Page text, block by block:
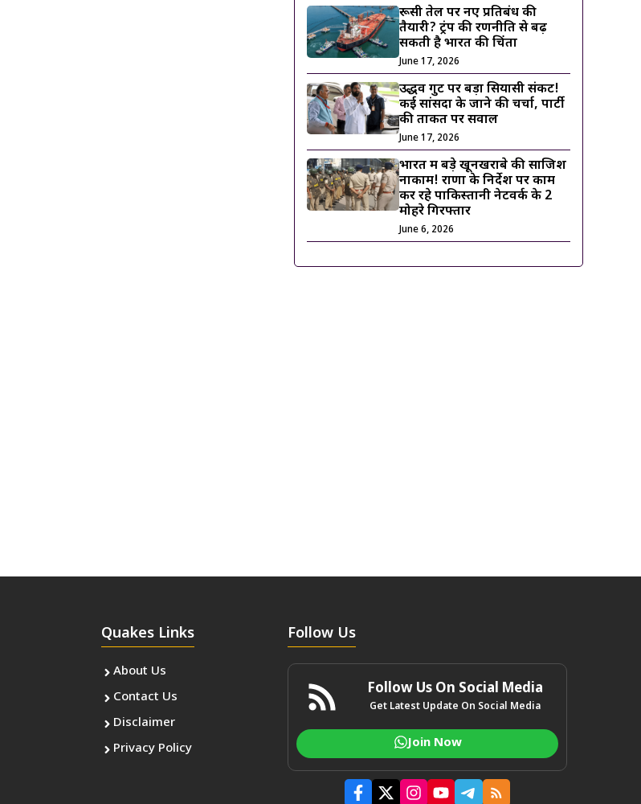
रूसी तेल पर नए प्रतिबंध की
तैयारी? ट्रंप की रणनीति से बढ़
सकती है भारत की चिंता
June 17, 2026
उद्धव गुट पर बड़ा सियासी संकट!
कई सांसदों के जाने की चर्चा, पार्टी
की ताकत पर सवाल
June 17, 2026
भारत में बड़े खूनखराबे की साजिश
नाकाम! राणा के निर्देश पर काम
कर रहे पाकिस्तानी नेटवर्क के 2
मोहरे गिरफ्तार
June 6, 2026
Quakes Links
About Us
Contact Us
Disclaimer
Privacy Policy
Follow Us
Follow Us On Social Media
Get Latest Update On Social Media
Join Now